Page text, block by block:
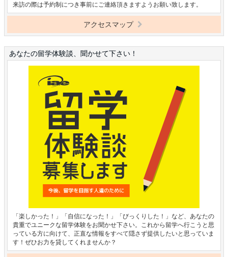
来訪の際は予約制につき事前にご連絡頂きますようお願い致します。
アクセスマップ
あなたの留学体験談、聞かせて下さい！
「楽しかった！」「自信になった！」「びっくりした！」など、あなたの
貴重でユニークな留学体験をお聞かせ下さい。これから留学へ行こうと思
っている方に向けて、正直な情報をすべて隠さず提供したいと思っていま
す！ぜひお力を貸してくれませんか？